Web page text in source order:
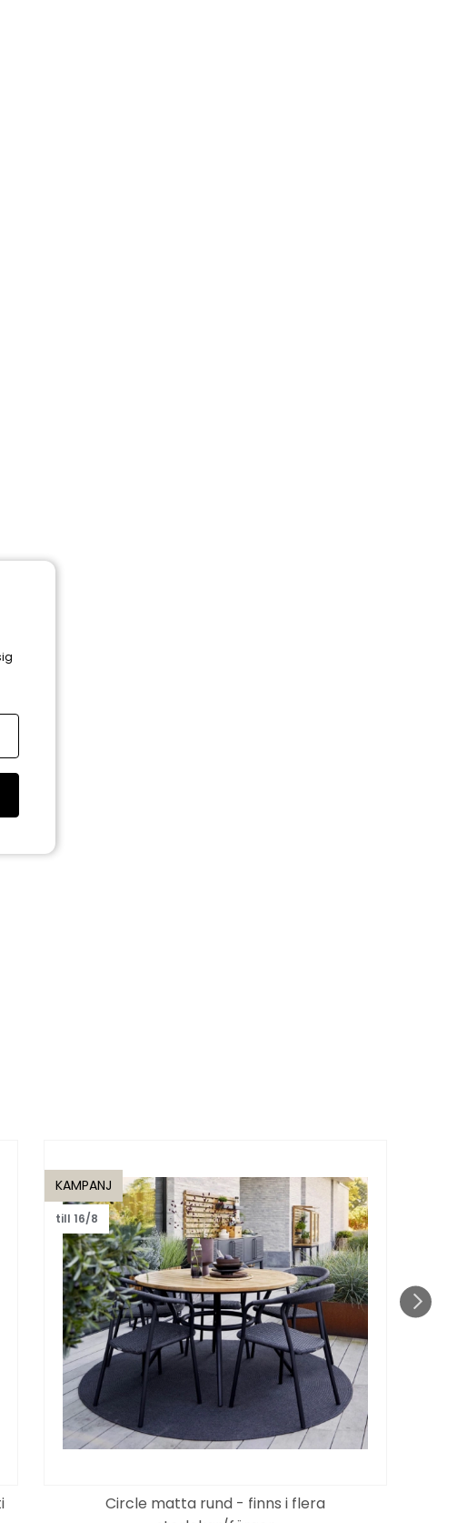
KAMPANJ
till 16/8
Circle matta rund - finns i flera